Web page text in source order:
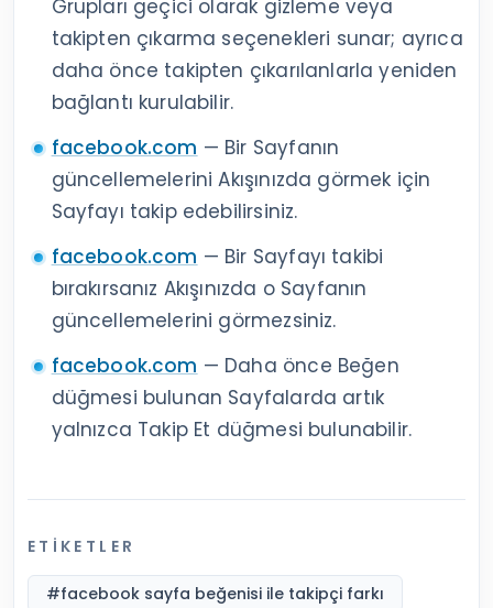
Grupları geçici olarak gizleme veya
takipten çıkarma seçenekleri sunar; ayrıca
daha önce takipten çıkarılanlarla yeniden
bağlantı kurulabilir.
facebook.com — Bir Sayfanın
güncellemelerini Akışınızda görmek için
Sayfayı takip edebilirsiniz.
facebook.com — Bir Sayfayı takibi
bırakırsanız Akışınızda o Sayfanın
güncellemelerini görmezsiniz.
facebook.com — Daha önce Beğen
düğmesi bulunan Sayfalarda artık
yalnızca Takip Et düğmesi bulunabilir.
ETIKETLER
#facebook sayfa beğenisi ile takipçi farkı